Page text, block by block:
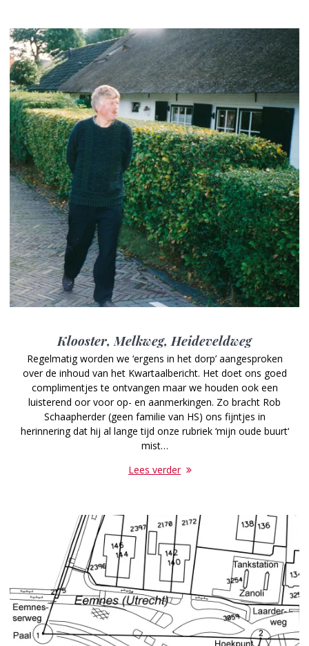
Klooster, Melkweg, Heideveldweg
Regelmatig worden we ‘ergens in het dorp’ aangesproken
over de inhoud van het Kwartaalbericht. Het doet ons goed
complimentjes te ontvangen maar we houden ook een
luisterend oor voor op- en aanmerkingen. Zo bracht Rob
Schaapherder (geen familie van HS) ons fijntjes in
herinnering dat hij al lange tijd onze rubriek ‘mijn oude buurt‘
mist…
Lees verder